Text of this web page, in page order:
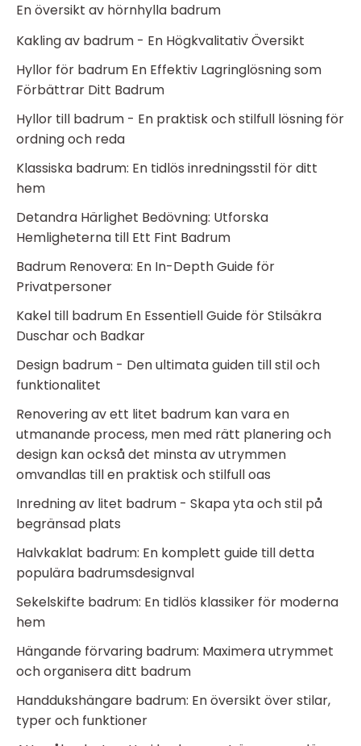
En översikt av hörnhylla badrum
Kakling av badrum - En Högkvalitativ Översikt
Hyllor för badrum En Effektiv Lagringlösning som
Förbättrar Ditt Badrum
Hyllor till badrum - En praktisk och stilfull lösning för
ordning och reda
Klassiska badrum: En tidlös inredningsstil för ditt
hem
Detandra Härlighet Bedövning: Utforska
Hemligheterna till Ett Fint Badrum
Badrum Renovera: En In-Depth Guide för
Privatpersoner
Kakel till badrum En Essentiell Guide för Stilsäkra
Duschar och Badkar
Design badrum - Den ultimata guiden till stil och
funktionalitet
Renovering av ett litet badrum kan vara en
utmanande process, men med rätt planering och
design kan också det minsta av utrymmen
omvandlas till en praktisk och stilfull oas
Inredning av litet badrum - Skapa yta och stil på
begränsad plats
Halvkaklat badrum: En komplett guide till detta
populära badrumsdesignval
Sekelskifte badrum: En tidlös klassiker för moderna
hem
Hängande förvaring badrum: Maximera utrymmet
och organisera ditt badrum
Handdukshängare badrum: En översikt över stilar,
typer och funktioner